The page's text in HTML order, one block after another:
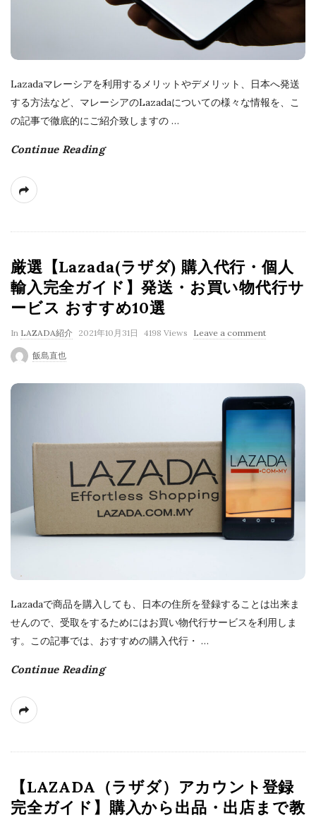
Lazadaマレーシアを利用するメリットやデメリット、日本へ発送
する方法など、マレーシアのLazadaについての様々な情報を、こ
の記事で徹底的にご紹介致しますの …
Continue Reading
厳選【Lazada(ラザダ) 購入代行・個人
輸入完全ガイド】発送・お買い物代行サ
ービス おすすめ10選
In LAZADA紹介 P
h
a
t
2021年10月31日 4198 Views Leave a comment
飯島直也
Lazadaで商品を購入しても、日本の住所を登録することは出来ま
せんので、受取をするためにはお買い物代行サービスを利用しま
す。この記事では、おすすめの購入代行・ …
Continue Reading
【LAZADA（ラザダ）アカウント登録
完全ガイド】購入から出品・出店まで教